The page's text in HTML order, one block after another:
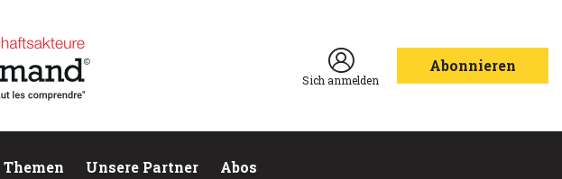
Sich anmelden
Abonnieren
Themen Unsere Partner Abos